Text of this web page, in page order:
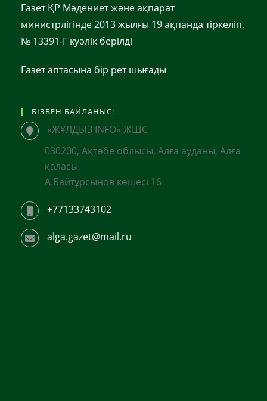
Газет ҚР Мәдениет және ақпарат
министрлігінде 2013 жылғы 19 ақпанда тіркеліп,
№ 13391-Г куәлік берілді
Газет аптасына бір рет шығады
БІЗБЕН БАЙЛАНЫС:
«ЖҰЛДЫЗ INFO» ЖШС
030200, Ақтөбе облысы, Алға ауданы, Алға
қаласы,
А.Байтұрсынов көшесі 16
+77133743102
alga.gazet@mail.ru